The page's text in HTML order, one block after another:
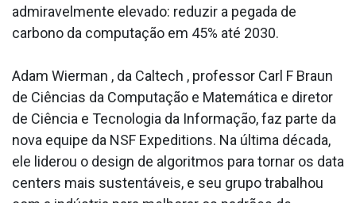
admiravelmente elevado: reduzir a pegada de
carbono da computação em 45% até 2030.
Adam Wierman , da Caltech , professor Carl F Braun
de Ciências da Computação e Matemática e diretor
de Ciência e Tecnologia da Informação, faz parte da
nova equipe da NSF Expeditions. Na última década,
ele liderou o design de algoritmos para tornar os data
centers mais sustentáveis, e seu grupo trabalhou